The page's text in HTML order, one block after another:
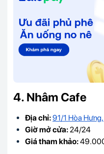
4. Nhâm Cafe
Địa chỉ:91/1 Hòa
Giờ mở cửa: 24/24
Giá tham khảo: